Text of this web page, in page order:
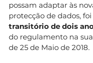
possam adaptar às
protecção de dados,
transitório de dois
do regulamento na
de 25 de Maio de 2018.